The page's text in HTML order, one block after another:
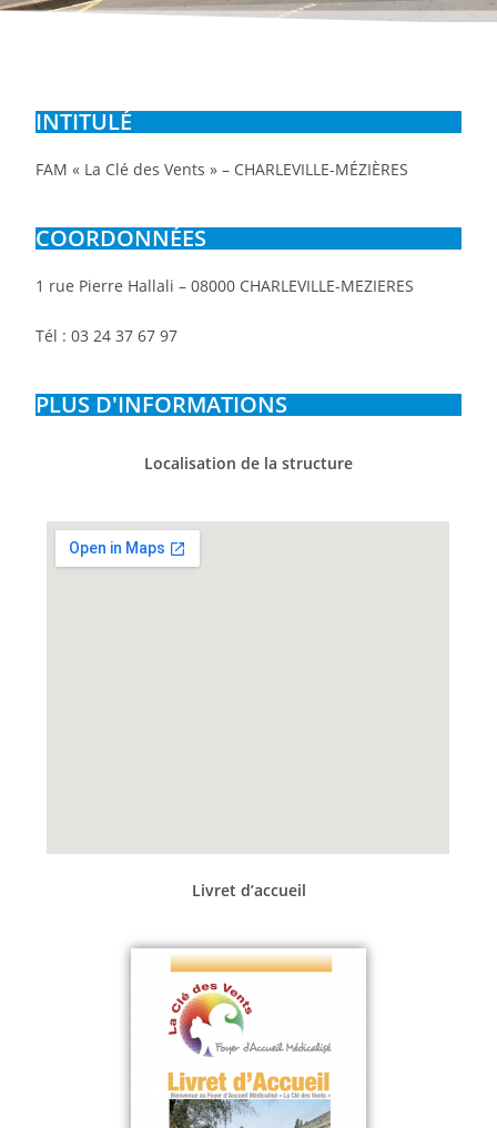
INTITULÉ
FAM « La Clé des Vents » – CHARLEVILLE-MÉZIÈRES
COORDONNÉES
1 rue Pierre Hallali–08000 CHARLEVILLE-MEZIERES
Tél : 03 24 37 67 97
PLUS D'INFORMATIONS
Localisation de la structure
Livret d’accueil